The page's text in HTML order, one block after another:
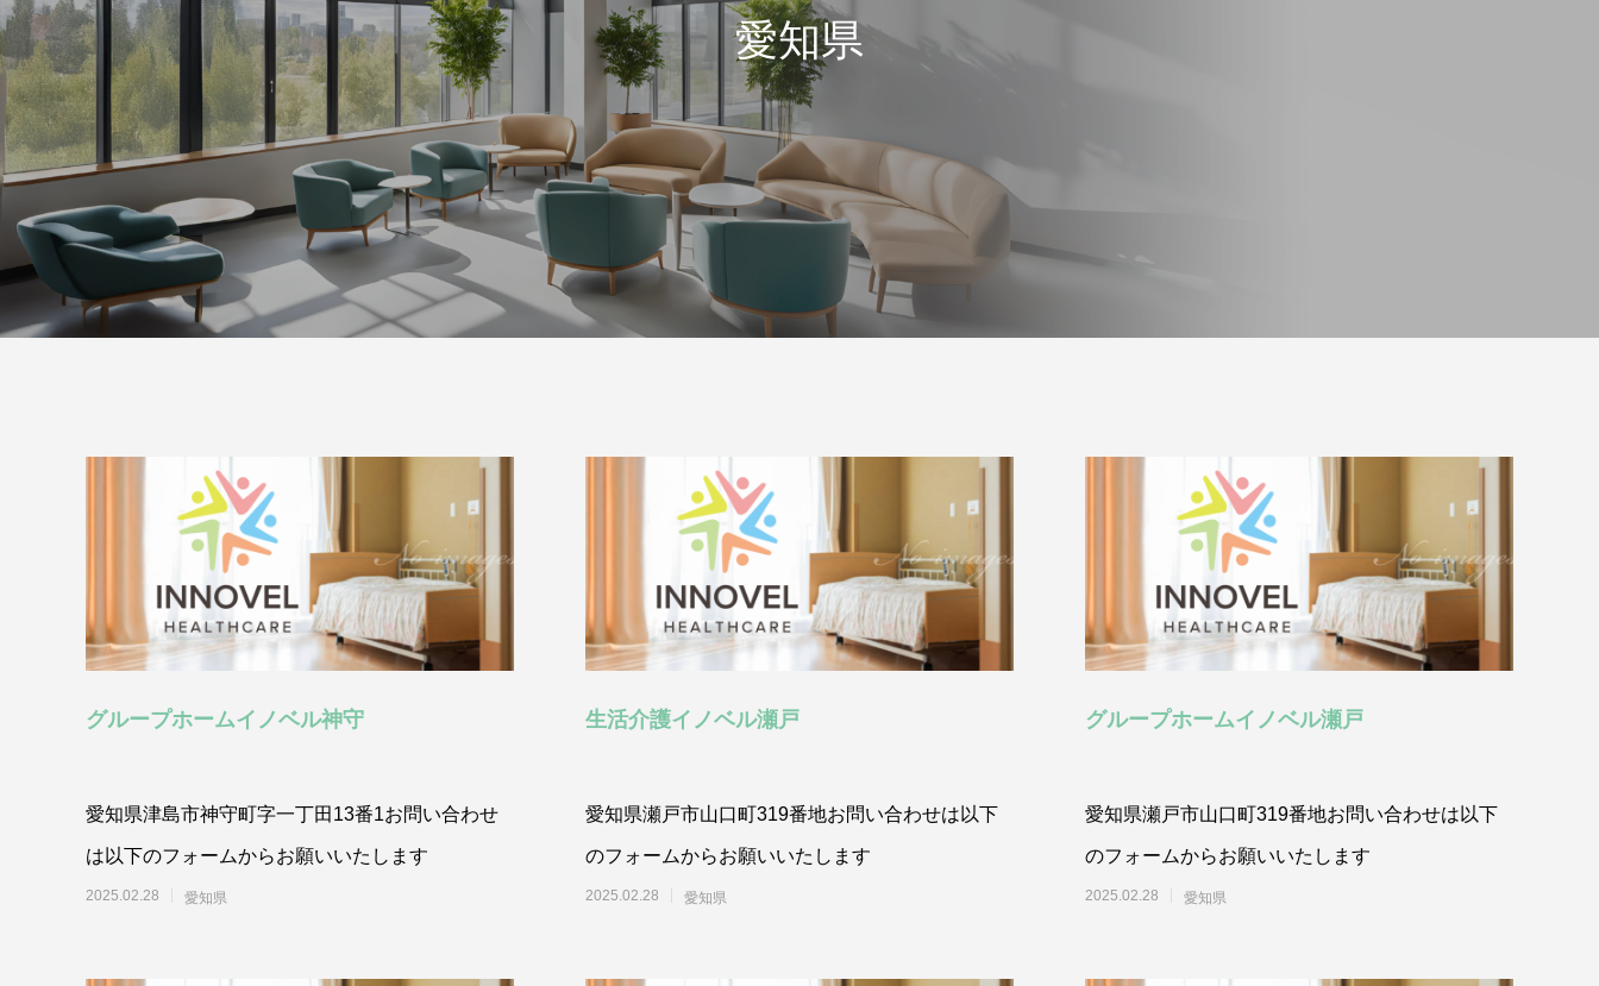
愛知県
グループホームイノベル神守
愛知県津島市神守町字一丁田13番1お問い合わせ
は以下のフォームからお願いいたします
2025.02.28 愛知県
生活介護イノベル瀬戸
愛知県瀬戸市山口町319番地お問い合わせは以下
のフォームからお願いいたします
2025.02.28 愛知県
グループホームイノベル瀬戸
愛知県瀬戸市山口町319番地お問い合わせは以下
のフォームからお願いいたします
2025.02.28 愛知県